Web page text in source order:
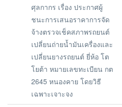
ศุลกากร เรื่อง ประกาศผู้
ชนะการเสนอราคาการจัด
จ้างตรวจเช็คสภาพรถยนต์
เปลี่ยนถ่ายน้ำมันเครื่องและ
เปลี่ยนยางรถยนต์ ยี่ห้อ โต
โยต้า หมายเลขทะเบียน กต
2645 หนองคาย โดยวิธี
เฉพาะเจาะจง